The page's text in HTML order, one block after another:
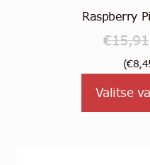
Raspberry
€15,91
(€
Valitse